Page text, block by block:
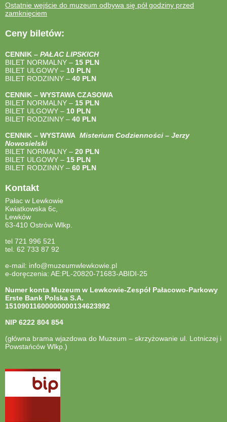
Ostatnie wejście do muzeum odbywa się pół godziny przed
zamknięciem
Ceny biletów:
CENNIK – PAŁAC LIPSKICH
BILET NORMALNY – 15 PLN
BILET ULGOWY – 10 PLN
BILET RODZINNY – 40 PLN
CENNIK – WYSTAWA CZASOWA
BILET NORMALNY – 15 PLN
BILET ULGOWY – 10 PLN
BILET RODZINNY – 40 PLN
CENNIK – WYSTAWA Misterium Codzienności – Jerzy
Nowosielski
BILET NORMALNY – 20 PLN
BILET ULGOWY – 15 PLN
BILET RODZINNY – 60 PLN
Kontakt
Pałac w Lewkowie
Kwiatkowska 6c,
Lewków
63-410 Ostrów Wlkp.
tel 721 996 521
tel. 62 733 87 92
e-mail: info@muzeumwlewkowie.pl
e-doręczenia: AE:PL-20820-71683-ABIDI-25
Numer konta Muzeum w Lewkowie-Zespół Pałacowo-Parkowy
Erste Bank Polska S.A.
15109011600000000134623992
NIP 6222 804 854
(główna brama wjazdowa do Muzeum – skrzyżowanie ul. Lotniczej i
Powstańców Wlkp.)
otwiera
nowej